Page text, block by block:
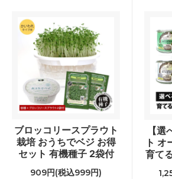
ブロッコリースプラウト
栽培 おうちでベジ お得
セット 有機種子 2袋付
909円(税込999円)
【
ト オ
育て